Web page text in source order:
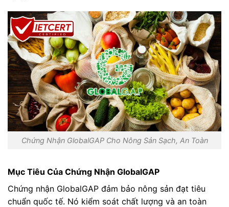
Chứng Nhận GlobalGAP Cho Nông Sản Sạch, An Toàn
Mục Tiêu Của Chứng Nhận GlobalGAP
Chứng nhận GlobalGAP đảm bảo nông sản đạt tiêu
chuẩn quốc tế. Nó kiểm soát chất lượng và an toàn